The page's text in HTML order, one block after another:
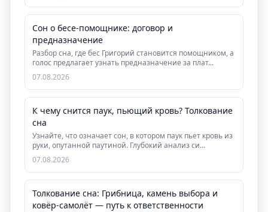
Сон о бесе-помощнике: договор и
предназначение
Разбор сна, где бес Григорий становится помощником, а
голос предлагает узнать предназначение за плат...
07.08.2026
К чему снится паук, пьющий кровь? Толкование
сна
Узнайте, что означает сон, в котором паук пьет кровь из
руки, опутанной паутиной. Глубокий анализ си...
07.08.2026
Толкование сна: Грибница, камень выбора и
ковёр-самолёт — путь к ответственности